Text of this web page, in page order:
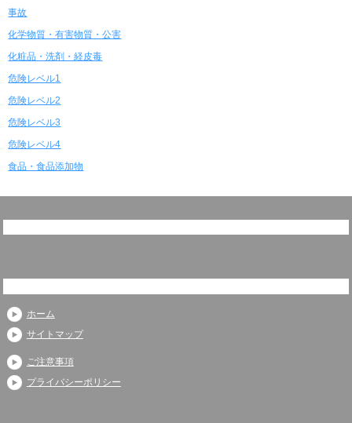
事故
化学物質・有害物質・公害
化粧品・洗剤・経皮毒
危険レベル1
危険レベル2
危険レベル3
危険レベル4
食品・食品添加物
ホーム
サイトマップ
ご注意事項
プライバシーポリシー